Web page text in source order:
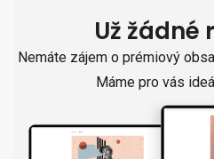
Už žádné
Nemáte zájem o prémiový
Máme pro vás